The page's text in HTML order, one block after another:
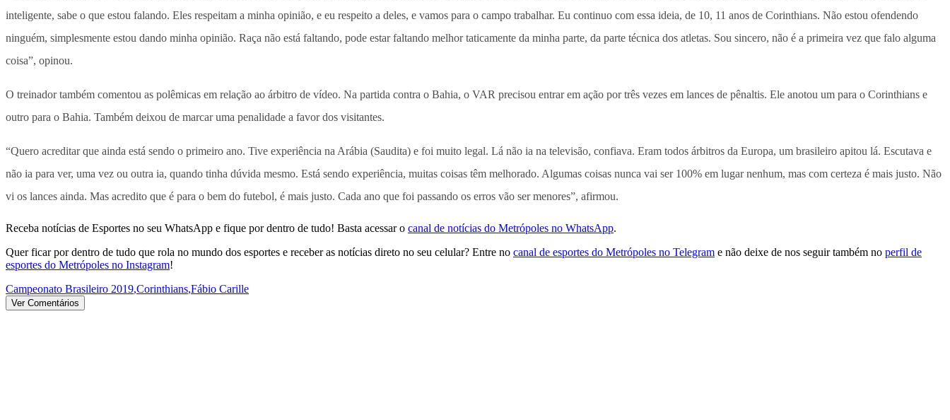
inteligente, sabe o que estou falando. Eles respeitam a minha opinião, e eu respeito a deles, e vamos para o campo trabalhar. Eu continuo com essa ideia, de 10, 11 anos de Corinthians. Não estou ofendendo
ninguém, simplesmente estou dando minha opinião. Raça não está faltando, pode estar faltando melhor taticamente da minha parte, da parte técnica dos atletas. Sou sincero, não é a primeira vez que falo alguma
coisa”, opinou.
O treinador também comentou as polêmicas em relação ao árbitro de vídeo. Na partida contra o Bahia, o VAR precisou entrar em ação por três vezes em lances de pênaltis. Ele anotou um para o Corinthians e
outro para o Bahia. Também deixou de marcar uma penalidade a favor dos visitantes.
“Quero acreditar que ainda está sendo o primeiro ano. Tive experiência na Arábia (Saudita) e foi muito legal. Lá não ia na televisão, confiava. Eram todos árbitros da Europa, um brasileiro apitou lá. Escutava e
não ia para ver, uma vez ou outra ia, quando tinha dúvida mesmo. Está sendo experiência, muitas coisas têm melhorado. Algumas coisas nunca vai ser 100% em lugar nenhum, mas com certeza é mais justo. Não
vi os lances ainda. Mas acredito que é para o bem do futebol, é mais justo. Cada ano que foi passando os erros vão ser menores”, afirmou.
Receba notícias de Esportes no seu WhatsApp e fique por dentro de tudo! Basta acessar o canal de notícias do Metrópoles no WhatsApp.
Quer ficar por dentro de tudo que rola no mundo dos esportes e receber as notícias direto no seu celular? Entre no canal de esportes do Metrópoles no Telegram e não deixe de nos seguir também no perfil de
esportes do Metrópoles no Instagram!
Campeonato Brasileiro 2019,Corinthians,Fábio Carille
Ver Comentários